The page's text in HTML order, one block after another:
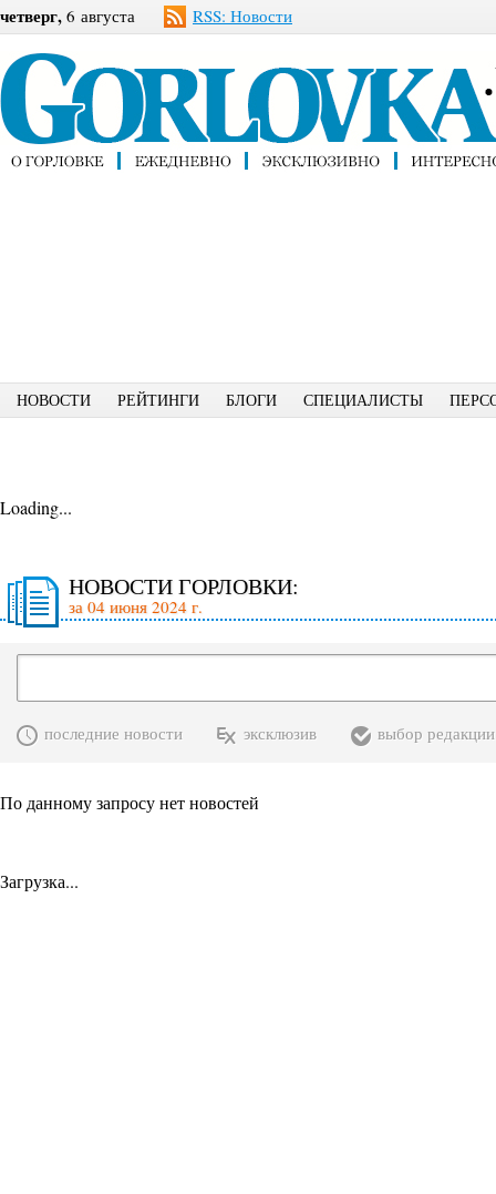
четверг, 6 августа RSS: Новости
НОВОСТИ РЕЙТИНГИ БЛОГИ СПЕЦИАЛИСТЫ
Loading...
НОВОСТИ ГОРЛОВКИ:
за 04 июня 2024 г.
последние новости эксклюзив выбор редакции
По данному запросу нет новостей
Загрузка...